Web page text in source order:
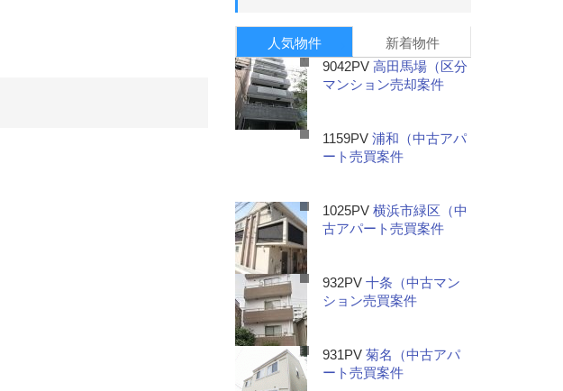
人気物件
新着物件
9042PV 高田馬場（区分
マンション売却案件
1159PV 浦和（中古アパ
ート売買案件
1025PV 横浜市緑区（中
古アパート売買案件
932PV 十条（中古マン
ション売買案件
931PV 菊名（中古アパ
ート売買案件